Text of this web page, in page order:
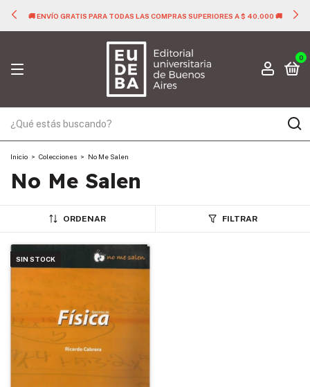
🚚 ENVÍO GRATIS PARA TODAS LAS COMPRAS SUPERIORES A $ 40.000 🚚
0
Inicio > Colecciones > No Me Salen
No Me Salen
ORDENAR FILTRAR
SIN STOCK